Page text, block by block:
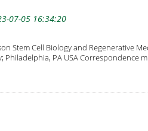
07-05 16:34:20
Stem Cell Biology and Regenerative
Philadelphia, PA USA Correspondence